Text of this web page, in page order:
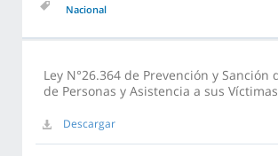
Nacional
Ley N°26.364 de Prevención y Sanción
de Personas y Asistencia a sus Víctimas
Descargar